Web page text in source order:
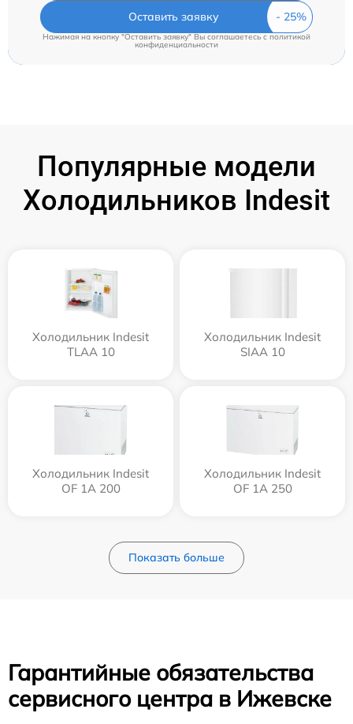
Оставить заявку
Нажимая на кнопку "Оставить заявку" Вы соглашаетесь cполитикой
конфиденциальности
Популярные модели
Холодильников Indesit
Холодильник Indesit
TLAA 10
Холодильник Indesit
SIAA 10
Холодильник Indesit
OF 1A 200
Холодильник Indesit
OF 1A 250
Показать больше
Гарантийные обязательства
сервисного центра в Ижевске